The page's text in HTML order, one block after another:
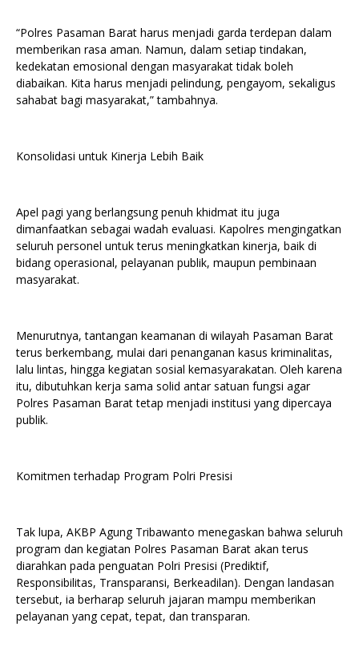
“Polres Pasaman Barat harus menjadi garda terdepan dalam
memberikan rasa aman. Namun, dalam setiap tindakan,
kedekatan emosional dengan masyarakat tidak boleh
diabaikan. Kita harus menjadi pelindung, pengayom, sekaligus
sahabat bagi masyarakat,” tambahnya.
Konsolidasi untuk Kinerja Lebih Baik
Apel pagi yang berlangsung penuh khidmat itu juga
dimanfaatkan sebagai wadah evaluasi. Kapolres mengingatkan
seluruh personel untuk terus meningkatkan kinerja, baik di
bidang operasional, pelayanan publik, maupun pembinaan
masyarakat.
Menurutnya, tantangan keamanan di wilayah Pasaman Barat
terus berkembang, mulai dari penanganan kasus kriminalitas,
lalu lintas, hingga kegiatan sosial kemasyarakatan. Oleh karena
itu, dibutuhkan kerja sama solid antar satuan fungsi agar
Polres Pasaman Barat tetap menjadi institusi yang dipercaya
publik.
Komitmen terhadap Program Polri Presisi
Tak lupa, AKBP Agung Tribawanto menegaskan bahwa seluruh
program dan kegiatan Polres Pasaman Barat akan terus
diarahkan pada penguatan Polri Presisi (Prediktif,
Responsibilitas, Transparansi, Berkeadilan). Dengan landasan
tersebut, ia berharap seluruh jajaran mampu memberikan
pelayanan yang cepat, tepat, dan transparan.